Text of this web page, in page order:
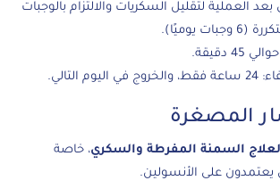
العملية لتقليل السكريات والالتزام بالوجبات
يوميًا).
دقيقة.
التالي.
المصغرة
لعلاج السمنة المفرطة والسكري، خاصة
يعتمدون على الأنسولين.